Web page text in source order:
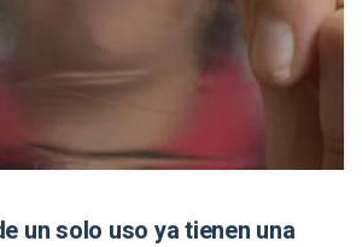
un solo uso ya tienen una